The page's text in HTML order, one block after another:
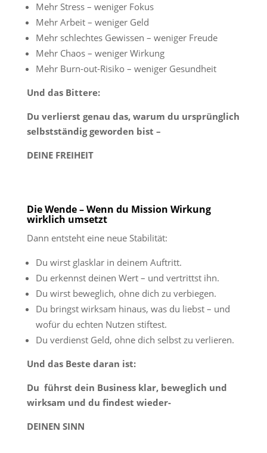
Mehr Stress – weniger Fokus
Mehr Arbeit – weniger Geld
Mehr schlechtes Gewissen – weniger Freude
Mehr Chaos – weniger Wirkung
Mehr Burn-out-Risiko – weniger Gesundheit
Und das Bittere:
Du verlierst genau das, warum du ursprünglich
selbstständig geworden bist –
DEINE FREIHEIT
Die Wende –Wenn du Mission Wirkung
wirklich umsetzt
Dann entsteht eine neue Stabilität:
Du wirst glasklar in deinem Auftritt.
Du erkennst deinen Wert – und vertrittst ihn.
Du wirst beweglich, ohne dich zu verbiegen.
Du bringst wirksam hinaus, was du liebst – und
wofür du echten Nutzen stiftest.
Du verdienst Geld, ohne dich selbst zu verlieren.
Und das Beste daran ist:
Du führst dein Business klar, beweglich und
wirksam und du findest wieder-
DEINEN SINN